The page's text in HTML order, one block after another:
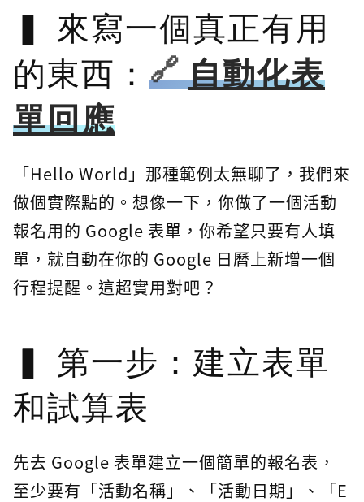
來寫一個真正有用
的東西：
自動化表
單回應
「Hello World」那種範例太無聊了，我們來
做個實際點的。想像一下，你做了一個活動
報名用的 Google 表單，你希望只要有人填
單，就自動在你的 Google 日曆上新增一個
行程提醒。這超實用對吧？
第一步：建立表單
和試算表
先去 Google 表單建立一個簡單的報名表，
至少要有「活動名稱」、「活動日期」、「E